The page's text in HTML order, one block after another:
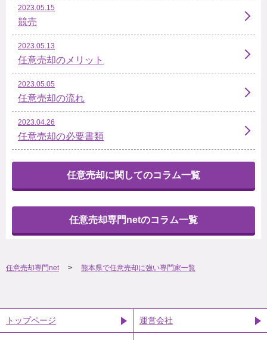
2023.05.15
競売
2023.05.13
任意売却のメリット
2023.05.05
任意売却の流れ
2023.04.26
任意売却の必要書類
任意売却に関してのコラム一覧
任意売却専門netのコラム一覧
任意売却専門net 熊本県で任意売却に強い専門家一覧
トップページ 運営会社